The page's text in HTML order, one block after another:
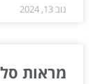
נוב 13, 2024
מראות